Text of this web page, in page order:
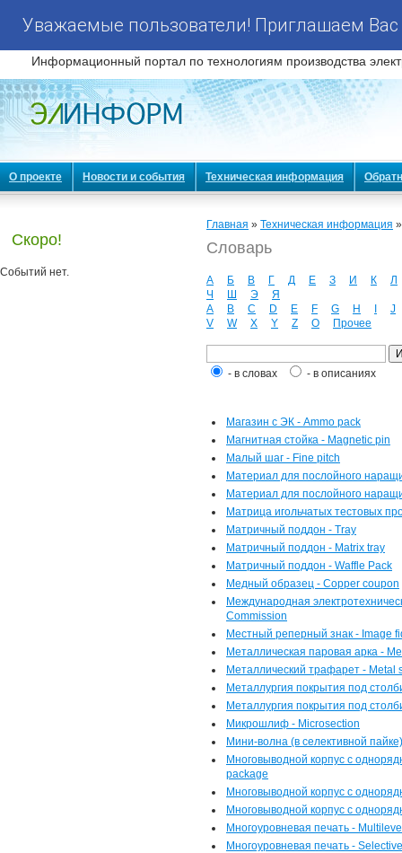
Уважаемые пользователи! Приглашаем
Информационный портал по технологиям производства
О проекте Новости и события Техническая информация
Скоро!
Событий нет.
Главная » Техническая информация
Словарь
А Б В Г Д Е З И К
Л
Ч
Ш Э
Я
A
B C D E F G H
J
V
W X Y Z О Прочее
- в словах - в описаниях
Магазин с ЭК - Ammo pack
Магнитная стойка - Magnetic pin
Малый шаг - Fine pitch
Материал для послойного
Материал для послойного
Матрица игольчатых тестовых
Матричный поддон - Tray
Матричный поддон - Matrix tray
Матричный поддон - Waffle Pack
Медный образец - Copper coupon
Международная
Commission
Местный реперный знак - Image
Металлическая паровая арка -
Металлический трафарет - Metal
Металлургия покрытия под
Металлургия покрытия под
Микрошлиф - Microsection
Мини-волна (в селективной
Многовыводной корпус с
package
Многовыводной корпус с
Многовыводной корпус с
Многоуровневая печать -
Многоуровневая печать -